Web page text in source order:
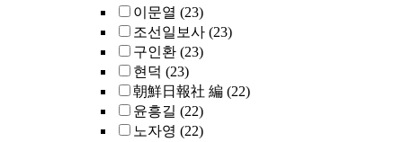
이문열 (23)
조선일보사 (23)
구인환 (23)
현덕 (23)
朝鮮日報社 編 (22)
윤흥길 (22)
노자영 (22)